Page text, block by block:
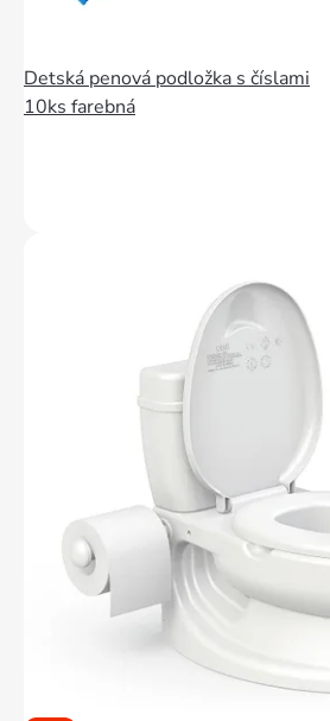
Detská penová podložka s číslami
10ks farebná